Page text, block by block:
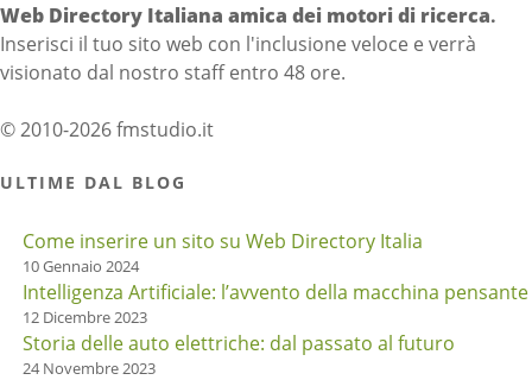
Web Directory Italiana amica dei motori di ricerca.
Inserisci il tuo sito web con l'inclusione veloce e verrà
visionato dal nostro staff entro 48 ore.
© 2010-2026 fmstudio.it
ULTIME DAL BLOG
Come inserire un sito su Web Directory Italia
10 Gennaio 2024
Intelligenza Artificiale: l’avvento della macchina pensante
12 Dicembre 2023
Storia delle auto elettriche: dal passato al futuro
24 Novembre 2023